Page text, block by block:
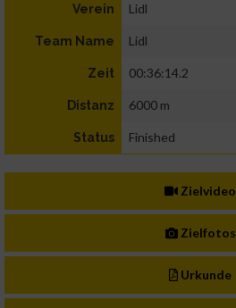
Verein Lidl
Team Name Lidl
Zeit 00:36:14.2
Distanz 6000 m
Status Finished
Zielvideo
Zielfotos
Urkunde